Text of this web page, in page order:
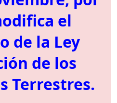
el
de la Ley
de los
Terrestres.